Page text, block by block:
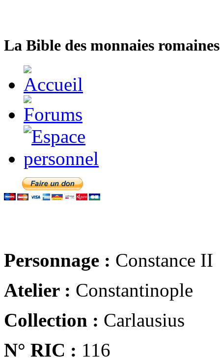
La Bible des monnaies
Personnage : Constance II
Atelier : Constantinople
Collection : Carlausius
N° RIC : 116